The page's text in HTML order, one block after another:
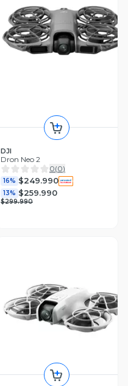
DJI
Dron Neo 2
0(0)
16% $249.990
13% $259.990
$299.990